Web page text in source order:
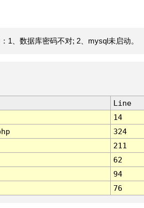
1、数据库密码不对; 2、mysql未启动。
Line
14
324
211
62
94
76